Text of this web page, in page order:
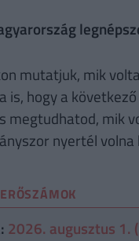
mutatjuk, mik
is, hogy a
megtudhatod, mik
nyertél
2026. augusztus 1.